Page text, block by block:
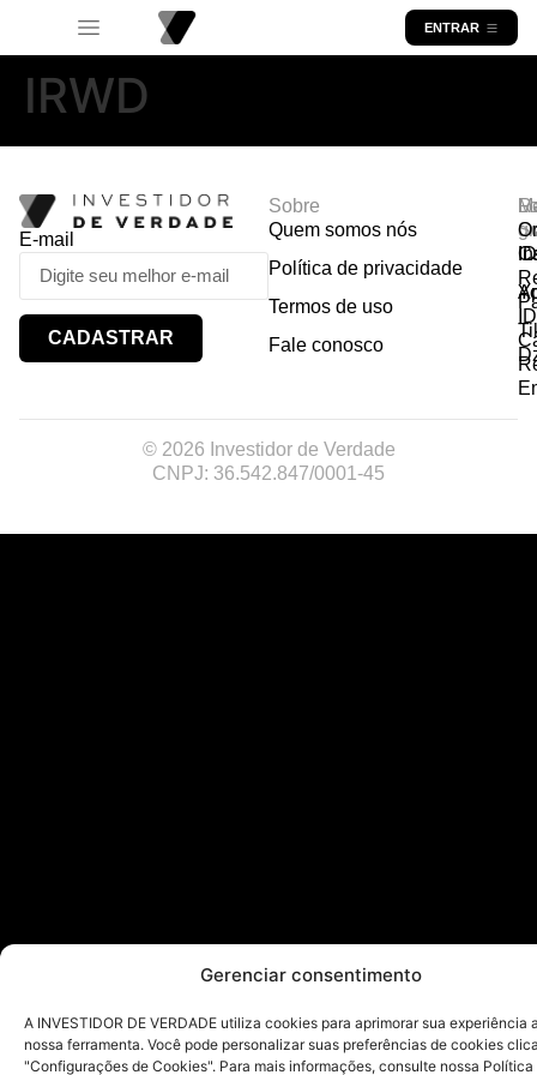
Gerenciar consentimento
A INVESTIDOR DE VERDADE utiliza cookies para aprimorar sua experiência
nossa ferramenta. Você pode personalizar suas preferências de cookies
"Configurações de Cookies". Para mais informações, consulte nossa Política
ENTRAR
IRWD
E-mail
CADASTRAR
Sobre
Quem somos nós
Política de privacidade
Termos de uso
Fale conosco
© 2026 Investidor de Verdade
CNPJ: 36.542.847/0001-45